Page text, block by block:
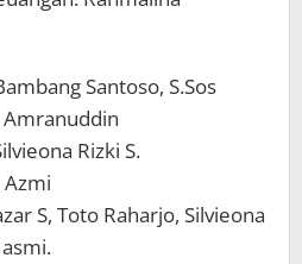
Santoso, S.Sos
Amranuddin
Rizki S.
S, Toto Raharjo, Silvieona